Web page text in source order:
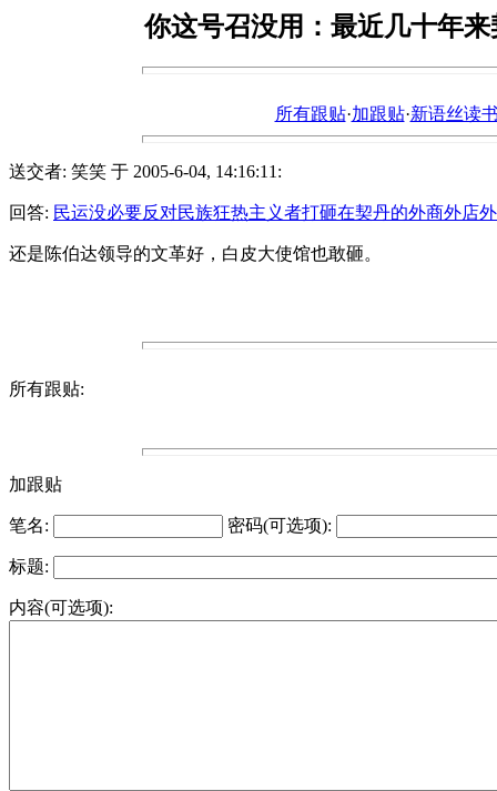
你这号召没用：最近几十年
所有跟贴·加跟贴·新语丝读
送交者: 笑笑 于 2005-6-04, 14:16:11:
回答: 民运没必要反对民族狂热主义者打砸在契丹的外商外店
还是陈伯达领导的文革好，白皮大使馆也敢砸。
所有跟贴:
加跟贴
笔名: 密码(可选项):
标题:
内容(可选项):